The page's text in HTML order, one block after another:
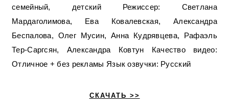
семейный, детский Режиссер: Светлана
Мардаголимова, Ева Ковалевская, Александра
Беспалова, Олег Мусин, Анна Кудрявцева, Рафаэль
Тер-Саргсян, Александра Ковтун Качество видео:
Отличное + без рекламы Язык озвучки: Русский
СКАЧАТЬ >>